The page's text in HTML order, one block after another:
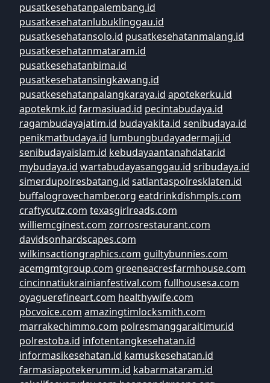
pusatkesehatanpalembang.id
pusatkesehatanlubuklinggau.id
pusatkesehatansolo.id pusatkesehatanmalang.id
pusatkesehatanmataram.id
pusatkesehatanbima.id
pusatkesehatansingkawang.id
pusatkesehatanpalangkaraya.id apotekerku.id
apotekmk.id farmasiuad.id pecintabudaya.id
ragambudayajatim.id budayakita.id senibudaya.id
penikmatbudaya.id lumbungbudayadermaji.id
senibudayaislam.id kebudayaantanahdatar.id
mybudaya.id wartabudayasanggau.id sribudaya.id
simerdupolresbatang.id satlantaspolresklaten.id
buffalogrovechamber.org eatdrinkdishmpls.com
craftycutz.com texasgirlreads.com
williemcginest.com zorrosrestaurant.com
davidsonhardscapes.com
wilkinsactiongraphics.com guiltybunnies.com
acemgmtgroup.com greeneacresfarmhouse.com
cincinnatiukrainianfestival.com fullhousesa.com
oyaguerefineart.com healthywife.com
pbcvoice.com amazingtimlocksmith.com
marrakechimmo.com polresmanggaraitimur.id
polrestoba.id infotentangkesehatan.id
informasikesehatan.id kamuskesehatan.id
farmasiapotekerumm.id kabarmataram.id